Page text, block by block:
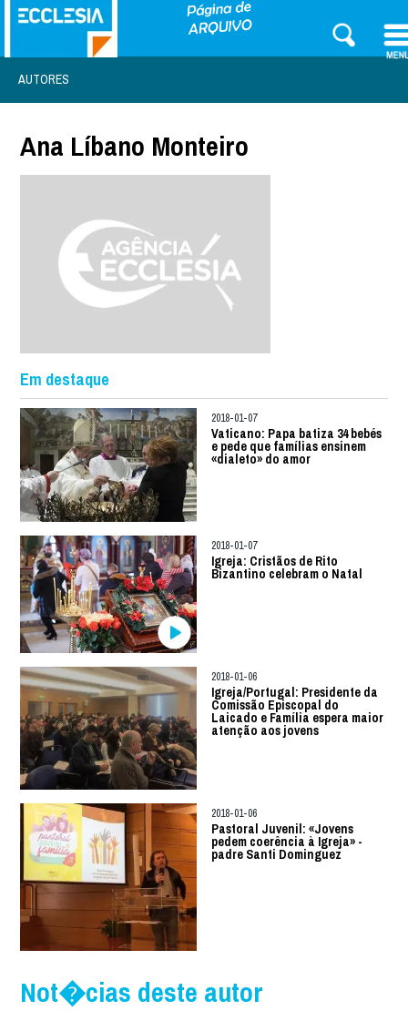
AUTORES
Ana Líbano Monteiro
Em destaque
2018-01-07
Vaticano: Papa batiza 34 bebés
e pede que famílias ensinem
«dialeto» do amor
2018-01-07
Igreja: Cristãos de Rito
Bizantino celebram o Natal
2018-01-06
Igreja/Portugal: Presidente da
Comissão Episcopal do
Laicado e Família espera maior
atenção aos jovens
2018-01-06
Pastoral Juvenil: «Jovens
pedem coerência à Igreja» -
padre Santi Dominguez
Not�cias deste autor